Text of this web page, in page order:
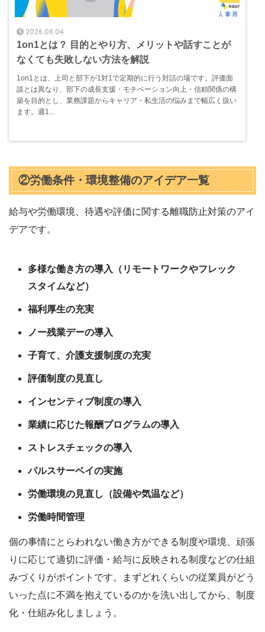
2026.08.04
1on1とは？ 目的とやり方、メリットや話すことが
なくても失敗しない方法を解説
1on1とは、上司と部下が1対1で定期的に行う対話の場です。評価面
談とは異なり、部下の成長支援・モチベーション向上・信頼関係の構
築を目的とし、業務課題からキャリア・私生活の悩みまで幅広く扱い
ます。週1...
②労働条件・環境整備のアイデア一覧
給与や労働環境、待遇や評価に関する離職防止対策のアイ
デアです。
多様な働き方の導入（リモートワークやフレック
スタイムなど）
福利厚生の充実
ノー残業デーの導入
子育て、介護支援制度の充実
評価制度の見直し
インセンティブ制度の導入
業績に応じた報酬プログラムの導入
ストレスチェックの導入
パルスサーベイの実施
労働環境の見直し（設備や気温など）
労働時間管理
個の事情にとらわれない働き方ができる制度や環境、頑張
りに応じて適切に評価・給与に反映される制度などの仕組
みづくりがポイントです。まずどれくらいの従業員がどう
いった点に不満を抱えているのかを洗い出してから、制度
化・仕組み化しましょう。